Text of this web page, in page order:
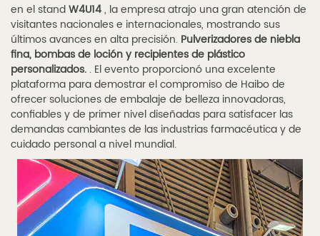
en el standW4U14, la empresa atrajo una gran atención de
visitantes nacionales e internacionales, mostrando sus
últimos avances en alta precisión. Pulverizadores de niebla
fina, bombas de loción y recipientes de plástico
personalizados. . El evento proporcionó una excelente
plataforma para demostrar el compromiso de Haibo de
ofrecer soluciones de embalaje de belleza innovadoras,
confiables y de primer nivel diseñadas para satisfacer las
demandas cambiantes de las industrias farmacéutica y de
cuidado personal a nivel mundial.